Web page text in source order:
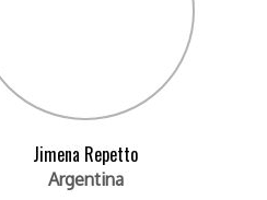
Jimena Repetto
Argentina